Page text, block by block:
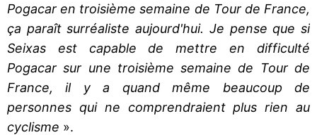
Pogacar en troisième semaine de Tour de France,
ça paraît surréaliste aujourd'hui. Je pense que si
Seixas est capable de mettre en difficulté
Pogacar sur une troisième semaine de Tour de
France, il y a quand même beaucoup de
personnes qui ne comprendraient plus rien au
cyclisme ».